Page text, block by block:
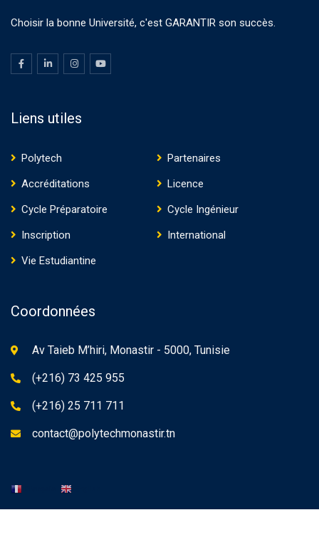
Choisir la bonne Université, c'est GARANTIR son succès.
Liens utiles
Polytech
Partenaires
Accréditations
Licence
Cycle Préparatoire
Cycle Ingénieur
Inscription
International
Vie Estudiantine
Coordonnées
Av Taieb M’hiri, Monastir - 5000, Tunisie
(+216) 73 425 955
(+216) 25 711 711
contact@polytechmonastir.tn